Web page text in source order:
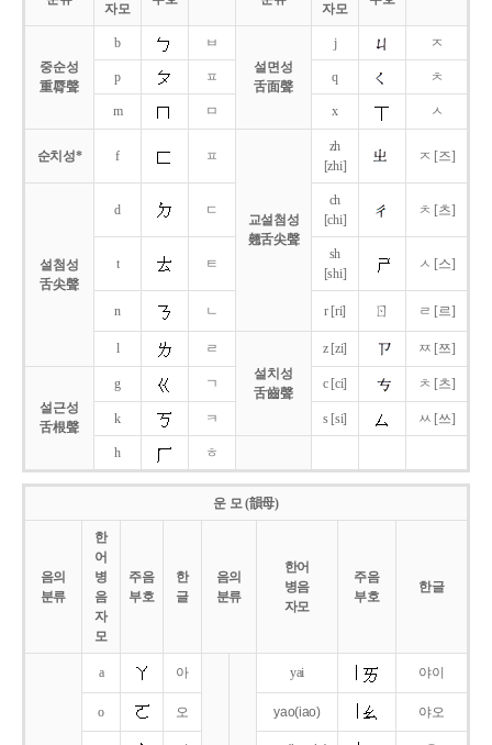
자모
자모
중순성
重脣聲
b
ㅂ
설면성
舌面聲
j ㅈ
p ㅍ q ㅊ
m ㅁ x ㅅ
순치성* f ㅍ
교설첨성
翹舌尖聲
zh
[zhi]
ㅈ [즈]
설첨성
舌尖聲
d ㄷ
ch
[chi]
ㅊ [츠]
t ㅌ
sh
[shi]
ㅅ [스]
n ㄴ r [ri] ㄖ ㄹ [르]
l
ㄹ
설치성
舌齒聲
z [zi] ㅉ [쯔]
설근성
舌根聲
g ㄱ c [ci] ㅊ [츠]
k ㅋ s [si] ㅆ [쓰]
h ㅎ
운 모 (韻母)
음의
분류
한
어
병
음
자
모
주음
부호
한
글
음의
분류
한어
병음
자모
주음
부호
한글
a 아 yai 야이
o 오 yao(iao) 야오